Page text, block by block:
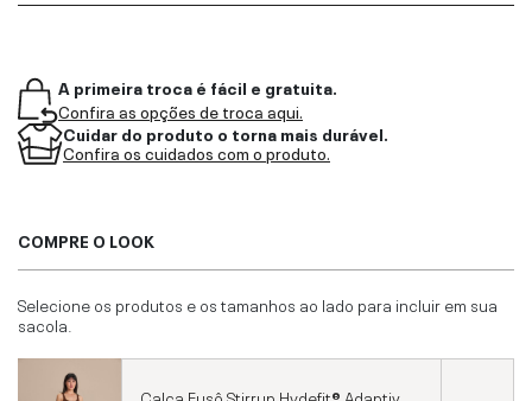
A primeira troca é fácil e gratuita.
Confira as opções de troca aqui.
Cuidar do produto o torna mais durável.
Confira os cuidados com o produto.
COMPRE O LOOK
Selecione os produtos e os tamanhos ao lado para incluir em sua
sacola.